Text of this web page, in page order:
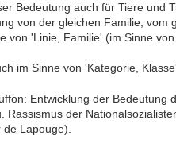
Bedeutung auch für Tiere und
von der gleichen Familie, vom
von 'Linie, Familie' (im Sinne
im Sinne von 'Kategorie,
Entwicklung der Bedeutung
Rassismus der
Lapouge).